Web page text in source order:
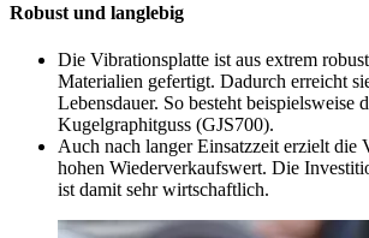
Robust und langlebig
Die Vibrationsplatte ist aus extrem
Materialien gefertigt. Dadurch erreicht
Lebensdauer. So besteht beispielsweise
Kugelgraphitguss (GJS700).
Auch nach langer Einsatzzeit erzielt die
hohen Wiederverkaufswert. Die
ist damit sehr wirtschaftlich.